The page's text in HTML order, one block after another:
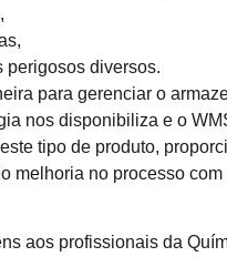
perigosos diversos.
para gerenciar o
nos disponibiliza e o
tipo de produto,
melhoria no processo
aos profissionais da